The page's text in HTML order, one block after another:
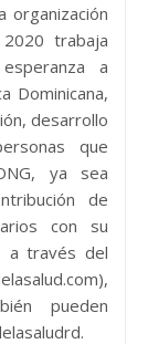
organización
trabaja
a
Dominicana,
desarrollo
que
ya sea
de
con su
a través del
pueden